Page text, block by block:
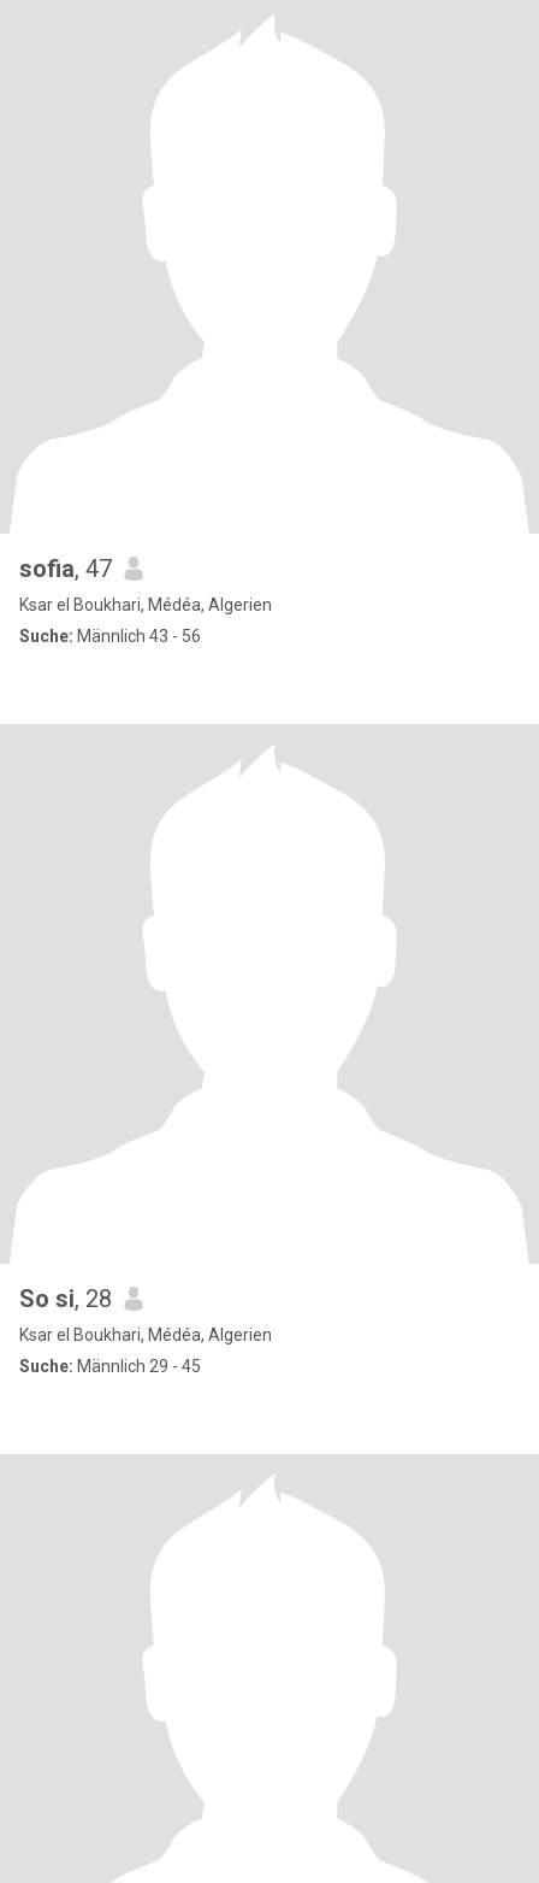
sofia, 47
Ksar el Boukhari, Médéa, Algerien
Suche: Männlich 43 - 56
So si, 28
Ksar el Boukhari, Médéa, Algerien
Suche: Männlich 29 - 45